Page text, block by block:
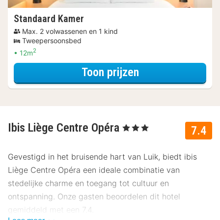
Standaard Kamer
Max. 2 volwassenen en 1 kind
Tweepersoonsbed
12m2
Toon prijzenvoor Voordeel
7.4
Ibis Liège Centre Opéra , 3 Sterren
Gevestigd in het bruisende hart van Luik, biedt ibis
Liège Centre Opéra een ideale combinatie van
stedelijke charme en toegang tot cultuur en
ontspanning. Onze gasten beoordelen dit hotel
gemiddeld met een 7.4.